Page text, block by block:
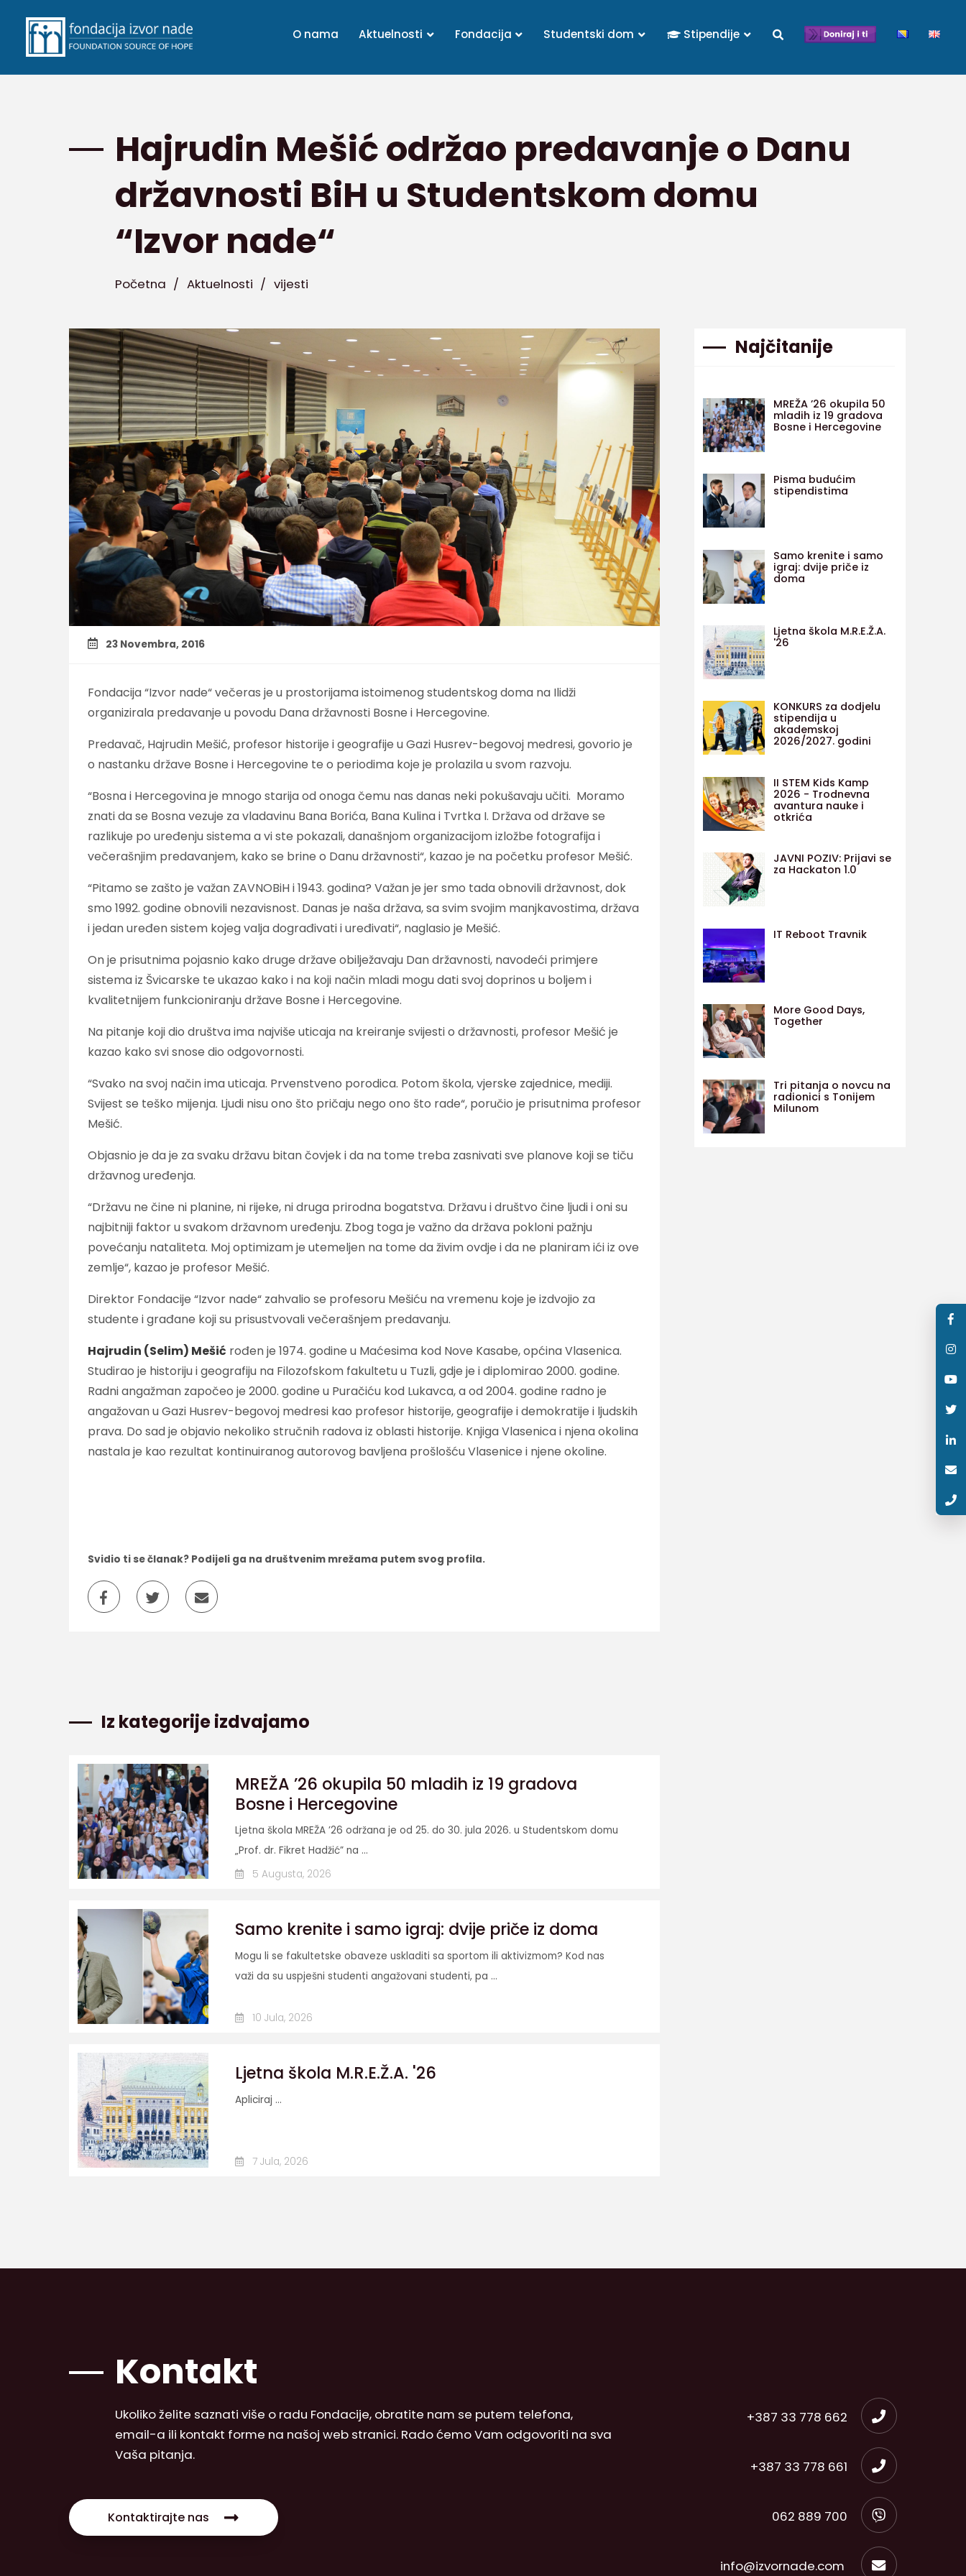
O nama Aktuelnosti Fondacija Studentski dom Stipendije
Hajrudin Mešić održao predavanje o Danu
državnosti BiH u Studentskom domu
“Izvor nade“
Početna / Aktuelnosti / vijesti
23 Novembra, 2016
Fondacija “Izvor nade“ večeras je u prostorijama istoimenog studentskog doma na Ilidži
organizirala predavanje u povodu Dana državnosti Bosne i Hercegovine.
Predavač, Hajrudin Mešić, profesor historije i geografije u Gazi Husrev-begovoj medresi, govorio je
o nastanku države Bosne i Hercegovine te o periodima koje je prolazila u svom razvoju.
“Bosna i Hercegovina je mnogo starija od onoga čemu nas danas neki pokušavaju učiti. Moramo
znati da se Bosna vezuje za vladavinu Bana Borića, Bana Kulina i Tvrtka I. Država od države se
razlikuje po uređenju sistema a vi ste pokazali, današnjom organizacijom izložbe fotografija i
večerašnjim predavanjem, kako se brine o Danu državnosti“, kazao je na početku profesor Mešić.
“Pitamo se zašto je važan ZAVNOBiH i 1943. godina? Važan je jer smo tada obnovili državnost, dok
smo 1992. godine obnovili nezavisnost. Danas je naša država, sa svim svojim manjkavostima, država
i jedan uređen sistem kojeg valja dograđivati i uređivati“, naglasio je Mešić.
On je prisutnima pojasnio kako druge države obilježavaju Dan državnosti, navodeći primjere
sistema iz Švicarske te ukazao kako i na koji način mladi mogu dati svoj doprinos u boljem i
kvalitetnijem funkcioniranju države Bosne i Hercegovine.
Na pitanje koji dio društva ima najviše uticaja na kreiranje svijesti o državnosti, profesor Mešić je
kazao kako svi snose dio odgovornosti.
“Svako na svoj način ima uticaja. Prvenstveno porodica. Potom škola, vjerske zajednice, mediji.
Svijest se teško mijenja. Ljudi nisu ono što pričaju nego ono što rade“, poručio je prisutnima profesor
Mešić.
Objasnio je da je za svaku državu bitan čovjek i da na tome treba zasnivati sve planove koji se tiču
državnog uređenja.
“Državu ne čine ni planine, ni rijeke, ni druga prirodna bogatstva. Državu i društvo čine ljudi i oni su
najbitniji faktor u svakom državnom uređenju. Zbog toga je važno da država pokloni pažnju
povećanju nataliteta. Moj optimizam je utemeljen na tome da živim ovdje i da ne planiram ići iz ove
zemlje“, kazao je profesor Mešić.
Direktor Fondacije “Izvor nade“ zahvalio se profesoru Mešiću na vremenu koje je izdvojio za
studente i građane koji su prisustvovali večerašnjem predavanju.
Hajrudin (Selim) Mešić rođen je 1974. godine u Maćesima kod Nove Kasabe, općina Vlasenica.
Studirao je historiju i geografiju na Filozofskom fakultetu u Tuzli, gdje je i diplomirao 2000. godine.
Radni angažman započeo je 2000. godine u Puračiću kod Lukavca, a od 2004. godine radno je
angažovan u Gazi Husrev-begovoj medresi kao profesor historije, geografije i demokratije i ljudskih
prava. Do sad je objavio nekoliko stručnih radova iz oblasti historije. Knjiga Vlasenica i njena okolina
nastala je kao rezultat kontinuiranog autorovog bavljena prošlošću Vlasenice i njene okoline.
Svidio ti se članak? Podijeli ga na društvenim mrežama putem svog profila.
Iz kategorije izdvajamo
MREŽA ’26 okupila 50 mladih iz 19 gradova
Bosne i Hercegovine
Ljetna škola MREŽA ’26 održana je od 25. do 30. jula 2026. u Studentskom domu
„Prof. dr. Fikret Hadžić” na ...
5 Augusta, 2026
Samo krenite i samo igraj: dvije priče iz doma
Mogu li se fakultetske obaveze uskladiti sa sportom ili aktivizmom? Kod nas
važi da su uspješni studenti angažovani studenti, pa ...
10 Jula, 2026
Ljetna škola M.R.E.Ž.A. '26
Apliciraj ...
7 Jula, 2026
Najčitanije
MREŽA ’26 okupila 50
mladih iz 19 gradova
Bosne i Hercegovine
Pisma budućim
stipendistima
Samo krenite i samo
igraj: dvije priče iz
doma
Ljetna škola M.R.E.Ž.A.
'26
KONKURS za dodjelu
stipendija u
akademskoj
2026/2027. godini
II STEM Kids Kamp
2026 - Trodnevna
avantura nauke i
otkrića
JAVNI POZIV: Prijavi se
za Hackaton 1.0
IT Reboot Travnik
More Good Days,
Together
Tri pitanja o novcu na
radionici s Tonijem
Milunom
Kontakt
Ukoliko želite saznati više o radu Fondacije, obratite nam se putem telefona,
email-a ili kontakt forme na našoj web stranici. Rado ćemo Vam odgovoriti na sva
Vaša pitanja.
Kontaktirajte nas
+387 33 778 662
+387 33 778 661
062 889 700
info@izvornade.com